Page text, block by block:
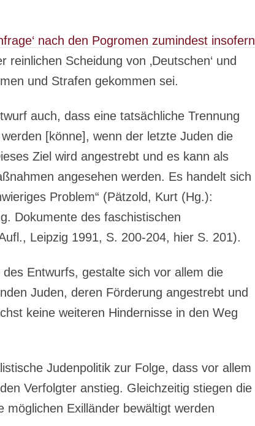
nach den Pogromen zumindest insofern
Scheidung von ‚Deutschen‘ und
und Strafen gekommen sei.
auch, dass eine tatsächliche Trennung
[könne], wenn der letzte Juden die
Ziel wird angestrebt und es kann als
angesehen werden. Es handelt sich
Problem“ (Pätzold, Kurt (Hg.):
Dokumente des faschistischen
Leipzig 1991, S. 200-204, hier S. 201).
Entwurfs, gestalte sich vor allem die
Juden, deren Förderung angestrebt und
keine weiteren Hindernisse in den Weg
Judenpolitik zur Folge, dass vor allem
Verfolgter anstieg. Gleichzeitig stiegen die
möglichen Exilländer bewältigt werden